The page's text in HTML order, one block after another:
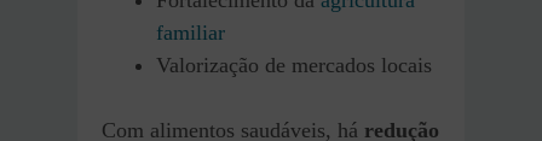
familiar
Valorização de mercados locais
Com alimentos saudáveis, há redução